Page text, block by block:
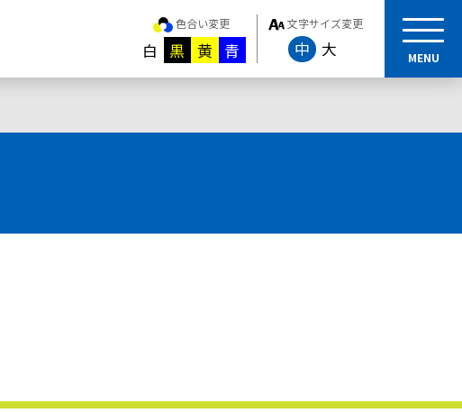
色合い変更
白 黒 黄 青
文字サイズ変更
中 大 MENU